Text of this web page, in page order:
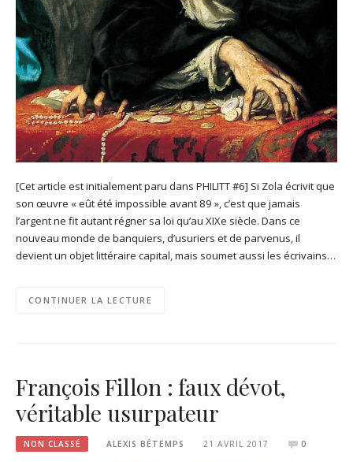
[Cet article est initialement paru dans PHILITT #6] Si Zola écrivit que
son œuvre « eût été impossible avant 89 », c’est que jamais
l’argent ne fit autant régner sa loi qu’au XIXe siècle. Dans ce
nouveau monde de banquiers, d’usuriers et de parvenus, il
devient un objet littéraire capital, mais soumet aussi les écrivains…
CONTINUER LA LECTURE
François Fillon : faux dévot,
véritable usurpateur
NON CLASSÉ ALEXIS BÉTEMPS 21 AVRIL 2017 0